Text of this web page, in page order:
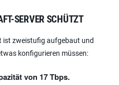
SERVER SCHÜTZT
ist zweistufig aufgebaut und
konfigurieren müssen:
von 17 Tbps.